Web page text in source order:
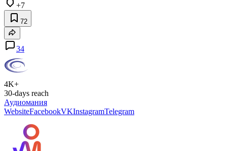
+7
72
34
4K+
30-days reach
Аудиомания
WebsiteFacebookVKInstagramTelegram